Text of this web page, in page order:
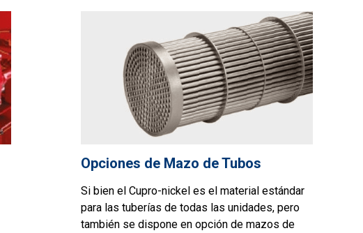
Opciones de Mazo de Tubos
Si bien el Cupro-nickel es el material estándar
para las tuberías de todas las unidades, pero
también se dispone en opción de mazos de